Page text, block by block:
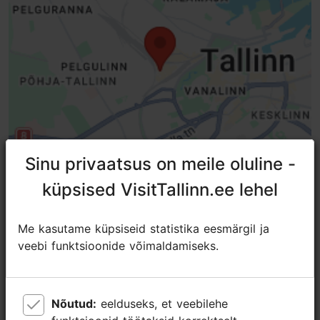
TripAdvisori® hinnangud ja
arvustused
tripadvisor rating 4.5 of 5 põhineb2 hinnangul
Sinu privaatsus on meile oluline -
küpsised VisitTallinn.ee lehel
Me kasutame küpsiseid statistika eesmärgil ja
veebi funktsioonide võimaldamiseks.
Nõutud:
Sinu privaatsus on meile oluline -
küpsised VisitTallinn.ee lehel
Me kasutame küpsiseid statistika eesmärgil ja
veebi funktsioonide võimaldamiseks.
Nõutud: